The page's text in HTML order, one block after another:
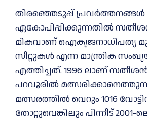
തിരഞ്ഞെടുപ്പ് പ്രവർത്തനങ്ങൾ
ഏകോപിപ്പിക്കുന്നതിൽ
മികവാണ് ഐക്യജനാധിപത്യ
സീറ്റുകൾ എന്ന മാന്ത്രിക
എത്തിച്ചത്.​ 1996 ലാണ്
പറവൂരിൽ
മത്സരത്തില്‍ വെറും 1016
തോറ്റുവെങ്കിലും പിന്നീട് 2001-